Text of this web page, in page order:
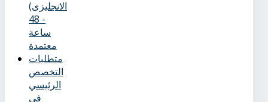
الانجليزى)
- 48
ساعة
معتمدة
متطلبات
التخصص
الرئيسي
في